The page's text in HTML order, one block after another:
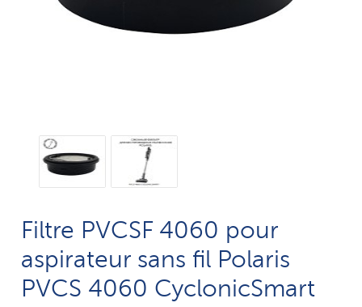
Filtre PVCSF 4060 pour
aspirateur sans fil Polaris
PVCS 4060 CyclonicSmart